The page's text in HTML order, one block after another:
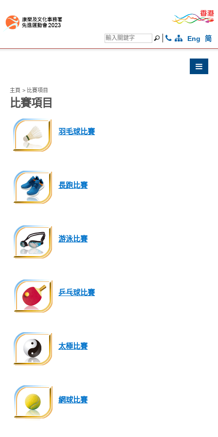
Eng 简
主頁 > 比賽項目
比賽項目
羽毛球比賽
長跑比賽
游泳比賽
乒乓球比賽
太極比賽
網球比賽